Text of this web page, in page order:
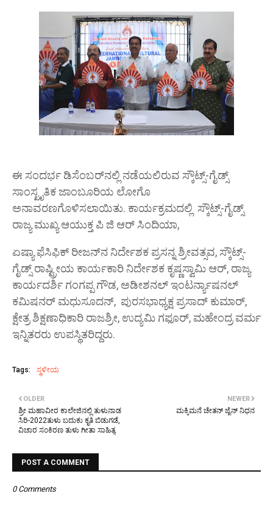
ಈ ಸಂದರ್ಭ ಡಿಸೆಂಬರ್‌ನಲ್ಲಿ ನಡೆಯಲಿರುವ ಸ್ಕೌಟ್ಸ್-ಗೈಡ್ಸ್
ಸಾಂಸ್ಖೃತಿಕ ಜಾಂಬೂರಿಯ ಲೋಗೊ
ಅನಾವರಣಗೊಳಿಸಲಾಯಿತು. ಕಾರ್ಯಕ್ರಮದಲ್ಲಿ ಸ್ಕೌಟ್ಸ್-ಗೈಡ್ಸ್
ರಾಜ್ಯ ಮುಖ್ಯ ಆಯುಕ್ತ ಪಿ ಜಿ ಆರ್ ಸಿಂದಿಯಾ,
ಏಷ್ಯಾ ಫೆಸಿಫಿಕ್ ರೀಜನ್‌ನ ನಿರ್ದೇಶಕ ಪ್ರಸನ್ನ ಶ್ರೀವತ್ಸವ, ಸ್ಕೌಟ್ಸ್-
ಗೈಡ್ಸ್ ರಾಷ್ಟ್ರೀಯ ಕಾರ್ಯಕಾರಿ ನಿರ್ದೇಶಕ ಕೃಷ್ಣಸ್ವಾಮಿ ಆರ್, ರಾಜ್ಯ
ಕಾರ್ಯದರ್ಶಿ ಗಂಗಪ್ಪ ಗೌಡ, ಅಡೀಶನಲ್ ಇಂಟರ್ನ್ಯಾಷನಲ್
ಕಮಿಷನರ್ ಮಧುಸೂದನ್, ಪುರಸಭಾಧ್ಯಕ್ಷ ಪ್ರಸಾದ್ ಕುಮಾರ್,
ಕ್ಷೇತ್ರ ಶಿಕ್ಷಣಾಧಿಕಾರಿ ರಾಜಶ್ರೀ, ಉದ್ಯಮಿ ಗಫೂರ್, ಮಹೇಂದ್ರ ವರ್ಮ
ಇನ್ನಿತರರು ಉಪಸ್ಥಿತರಿದ್ದರು.
Tags: ಸ್ಥಳೀಯ
NEWER
ಮಕ್ಕಿಮನೆ ಚೇತನ್ ಜೈನ್ ನಿಧನ
OLDER
ಶ್ರೀ ಮಹಾವೀರ ಕಾಲೇಜಿನಲ್ಲಿ ತುಳುನಾಡ
ಸಿರಿ-2022ತುಳು ಬದುಕು ಕೃತಿ ಬಿಡುಗಡೆ,
ವಿಚಾರ ಸಂಕಿರಣ ತುಳು ಗೀತಾ ಸಾಹಿತ್ಯ
POST A COMMENT
0 Comments